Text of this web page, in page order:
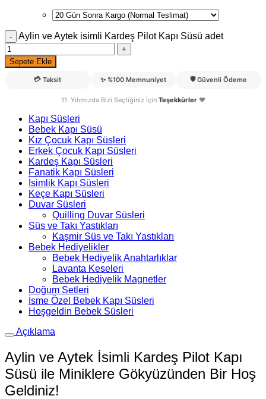
Aylin ve Aytek isimli Kardeş Pilot Kapı Süsü adet
Sepete Ekle
💳 Taksit ✨ %100 Memnuniyet 🛡️ Güvenli Ödeme
11. Yılımızda Bizi Seçtiğiniz İçin Teşekkürler❤️
Kapı Süsleri
Bebek Kapı Süsü
Kız Çocuk Kapı Süsleri
Erkek Çocuk Kapı Süsleri
Kardeş Kapı Süsleri
Fanatik Kapı Süsleri
İsimlik Kapı Süsleri
Keçe Kapı Süsleri
Duvar Süsleri
Quilling Duvar Süsleri
Süs ve Takı Yastıkları
Kaşmir Süs ve Takı Yastıkları
Bebek Hediyelikler
Bebek Hediyelik Anahtarlıklar
Lavanta Keseleri
Bebek Hediyelik Magnetler
Doğum Setleri
İsme Özel Bebek Kapı Süsleri
Hoşgeldin Bebek Süsleri
Açıklama
Aylin ve Aytek İsimli Kardeş Pilot Kapı
Süsü ile Miniklere Gökyüzünden Bir Hoş
Geldiniz!